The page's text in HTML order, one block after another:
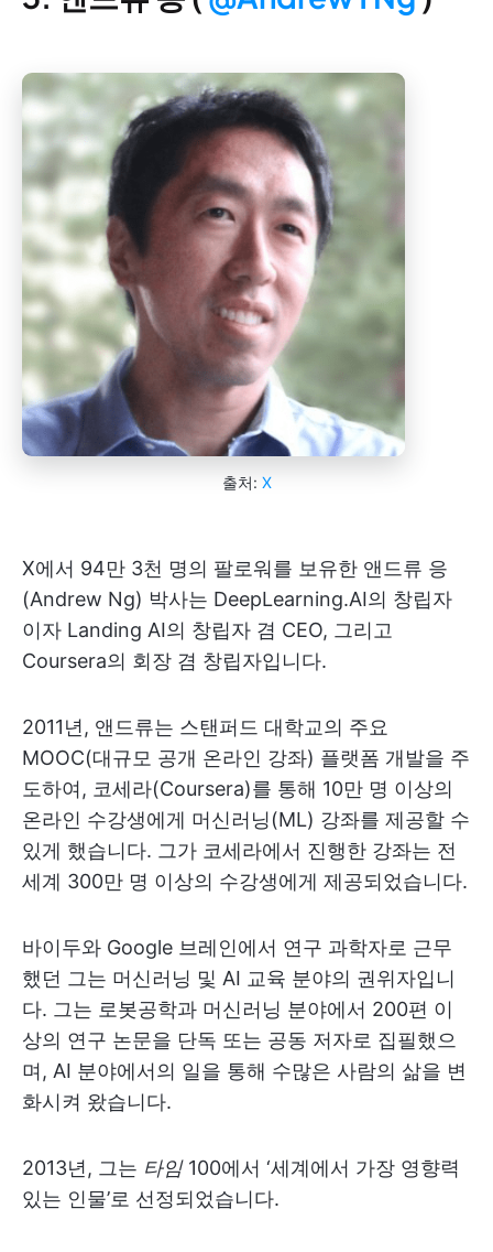
출처: X
X에서 94만 3천 명의 팔로워를 보유한 앤드류 응
(Andrew Ng) 박사는 DeepLearning.AI의 창립자
이자 Landing AI의 창립자 겸 CEO, 그리고
Coursera의 회장 겸 창립자입니다.
2011년, 앤드류는 스탠퍼드 대학교의 주요
MOOC(대규모 공개 온라인 강좌) 플랫폼 개발을 주
도하여, 코세라(Coursera)를 통해 10만 명 이상의
온라인 수강생에게 머신러닝(ML) 강좌를 제공할 수
있게 했습니다. 그가 코세라에서 진행한 강좌는 전
세계 300만 명 이상의 수강생에게 제공되었습니다.
바이두와 Google 브레인에서 연구 과학자로 근무
했던 그는 머신러닝 및 AI 교육 분야의 권위자입니
다. 그는 로봇공학과 머신러닝 분야에서 200편 이
상의 연구 논문을 단독 또는 공동 저자로 집필했으
며, AI 분야에서의 일을 통해 수많은 사람의 삶을 변
화시켜 왔습니다.
2013년, 그는 타임100에서 ‘세계에서 가장 영향력
있는 인물’로 선정되었습니다.